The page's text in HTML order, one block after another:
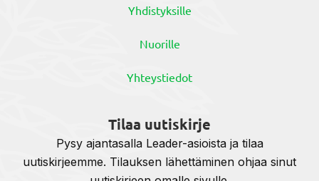
Yhdistyksille
Nuorille
Yhteystiedot
Tilaa uutiskirje
Pysy ajantasalla Leader-asioista ja tilaa
uutiskirjeemme. Tilauksen lähettäminen ohjaa sinut